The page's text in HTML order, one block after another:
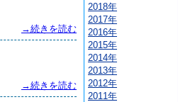
→続きを読む
→続きを読む
2018年
2017年
2016年
2015年
2014年
2013年
2012年
2011年